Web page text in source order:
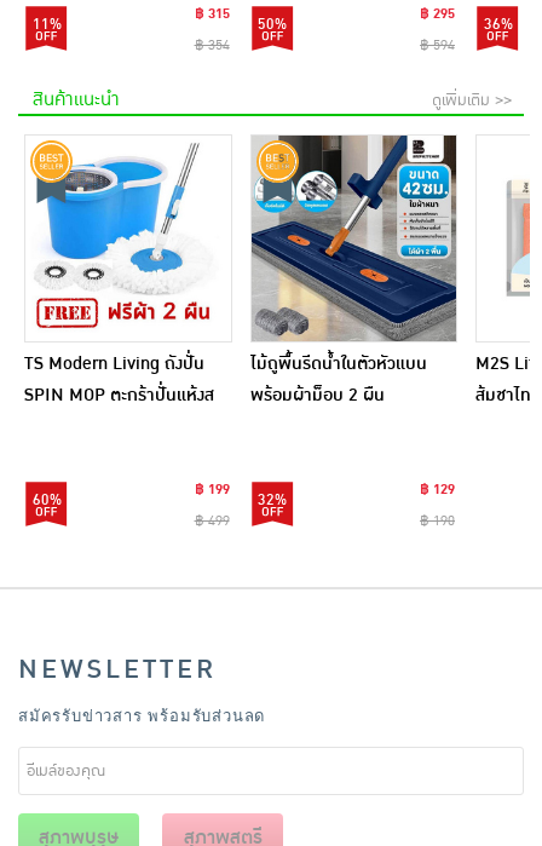
11%
฿ 315
฿ 354
50%
฿ 295
฿ 594
36%
สินค้าแนะนำ ดูเพิ่มเติม >>
TS Modern Living ถังปั่น
SPIN MOP ตะกร้าปั่นแห้งส
60%
฿ 199
฿ 499
ไม้ถูพื้นรีดน้ำในตัวหัวแบน
พร้อมผ้าม็อบ 2 ผืน
32%
฿ 129
฿ 190
M2S
ส้มชาไท
NEWSLETTER
สมัครรับข่าวสาร พร้อมรับส่วนลด
สุภาพบุรุษ สุภาพสตรี